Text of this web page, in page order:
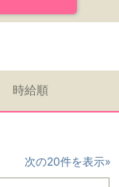
時給順
次の20件を表示»